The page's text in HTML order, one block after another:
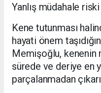
Yanlış müdahale riski
Kene tutunması
hayati önem
Memişoğlu, kenenin
sürede ve deriye en
parçalanmadan